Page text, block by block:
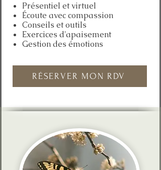
Présentiel et virtuel
Écoute avec compassion
Conseils et outils
Exercices d'apaisement
Gestion des émotions
RÉSERVER MON RDV